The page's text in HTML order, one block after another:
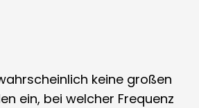
keine großen
ein, bei welcher Frequenz